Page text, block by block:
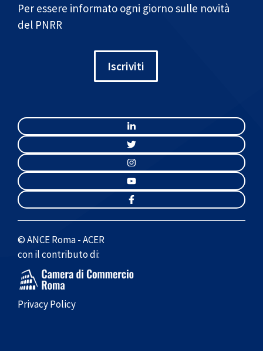
Per essere informato ogni giorno sulle novità
del PNRR
Iscriviti
© ANCE Roma - ACER
con il contributo di:
Privacy Policy